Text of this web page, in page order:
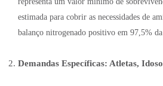
estimada para cobrir as necessidades de
balanço nitrogenado positivo em 97,5% da
Demandas Específicas: Atletas,